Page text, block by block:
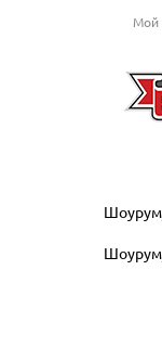
Мой